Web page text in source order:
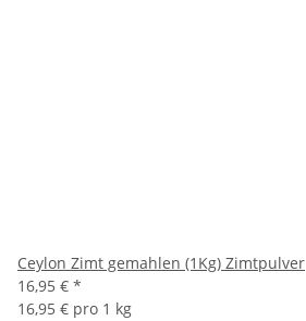
Ceylon Zimt gemahlen (1Kg) Zimtpulver
16,95 € *
16,95 € pro 1 kg